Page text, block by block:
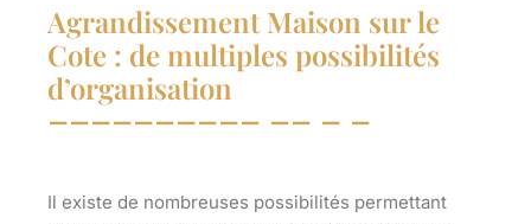
Agrandissement Maison sur le
Cote : de multiples possibilités
d’organisation
Il existe de nombreuses possibilités permettant